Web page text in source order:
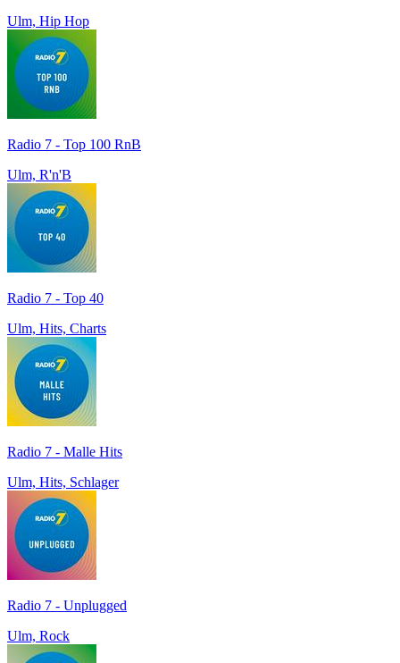
Ulm, Hip Hop
Radio 7 - Top 100 RnB
Ulm, R'n'B
Radio 7 - Top 40
Ulm, Hits, Charts
Radio 7 - Malle Hits
Ulm, Hits, Schlager
Radio 7 - Unplugged
Ulm, Rock